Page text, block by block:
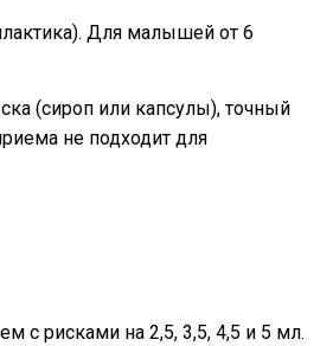
Для малышей от 6
(сироп или капсулы), точный
не подходит для
с рисками на 2,5, 3,5, 4,5 и 5 мл.